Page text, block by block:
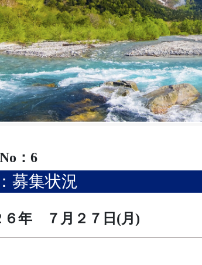
：6
募集状況
６年 ７月２７日(月)